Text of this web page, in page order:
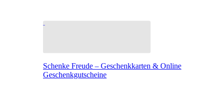
Schenke Freude – Geschenkkarten & Online
Geschenkgutscheine